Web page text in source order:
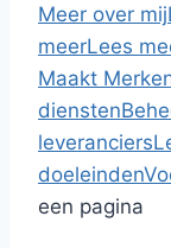
Meer over mij
meerLees
Maakt
diensten
leveranciers
doeleinden
een pagina